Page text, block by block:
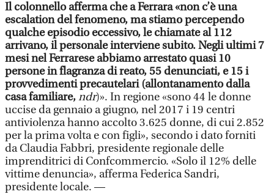
Il colonnello afferma che a Ferrara «non c’è una
escalation del fenomeno, ma stiamo percependo
qualche episodio eccessivo, le chiamate al 112
arrivano, il personale interviene subito. Negli ultimi 7
mesi nel Ferrarese abbiamo arrestato quasi 10
persone in flagranza di reato, 55 denunciati, e 15 i
provvedimenti precautelari (allontanamento dalla
casa familiare,ndr)». In regione «sono 44 le donne
uccise da gennaio a giugno, nel 2017 i 19 centri
antiviolenza hanno accolto 3.625 donne, di cui 2.852
per la prima volta e con figli», secondo i dato forniti
da Claudia Fabbri, presidente regionale delle
imprenditrici di Confcommercio. «Solo il 12% delle
vittime denuncia», afferma Federica Sandri,
presidente locale. —